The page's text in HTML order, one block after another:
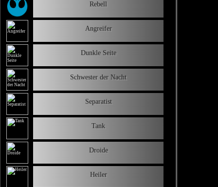
Rebell
Angreifer
Dunkle Seite
Schwester der Nacht
Separatist
Tank
Droide
Heiler